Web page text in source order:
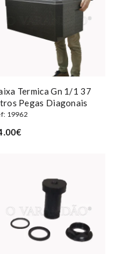
Termica Gn 1/1 37
Pegas Diagonais
19962